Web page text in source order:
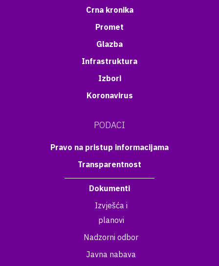
Crna kronika
Promet
Glazba
Infrastruktura
Izbori
Koronavirus
PODACI
Pravo na pristup informacijama
Transparentnost
Dokumenti
Izvješća i
planovi
Nadzorni odbor
Javna nabava